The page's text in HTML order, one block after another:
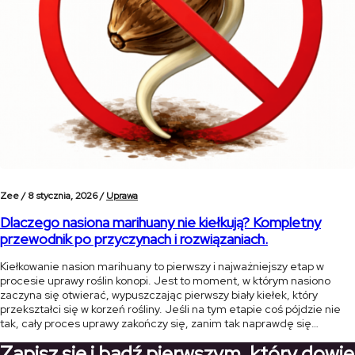
Zee /8 stycznia, 2026 /Uprawa
Dlaczego nasiona marihuany nie kiełkują? Kompletny
przewodnik po przyczynach i rozwiązaniach.
Kiełkowanie nasion marihuany to pierwszy i najważniejszy etap w
procesie uprawy roślin konopi. Jest to moment, w którym nasiono
zaczyna się otwierać, wypuszczając pierwszy biały kiełek, który
przekształci się w korzeń rośliny. Jeśli na tym etapie coś pójdzie nie
tak, cały proces uprawy zakończy się, zanim tak naprawdę się
[…]